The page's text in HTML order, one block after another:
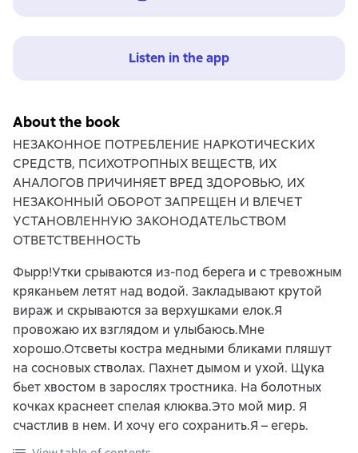
Listen in the app
About the book
НЕЗАКОННОЕ ПОТРЕБЛЕНИЕ НАРКОТИЧЕСКИХ
СРЕДСТВ, ПСИХОТРОПНЫХ ВЕЩЕСТВ, ИХ
АНАЛОГОВ ПРИЧИНЯЕТ ВРЕД ЗДОРОВЬЮ, ИХ
НЕЗАКОННЫЙ ОБОРОТ ЗАПРЕЩЕН И ВЛЕЧЕТ
УСТАНОВЛЕННУЮ ЗАКОНОДАТЕЛЬСТВОМ
ОТВЕТСТВЕННОСТЬ
Фырр!Утки срываются из-под берега и с тревожным
кряканьем летят над водой. Закладывают крутой
вираж и скрываются за верхушками елок.Я
провожаю их взглядом и улыбаюсь.Мне
хорошо.Отсветы костра медными бликами пляшут
на сосновых стволах. Пахнет дымом и ухой. Щука
бьет хвостом в зарослях тростника. На болотных
кочках краснеет спелая клюква.Это мой мир. Я
счастлив в нем. И хочу его сохранить.Я – егерь.